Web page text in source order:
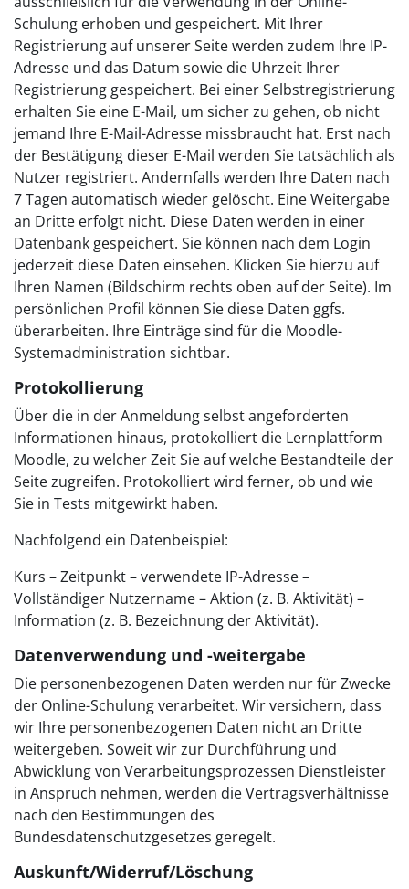
Schulung erhoben und gespeichert. Mit Ihrer
Registrierung auf unserer Seite werden zudem Ihre IP-
Adresse und das Datum sowie die Uhrzeit Ihrer
Registrierung gespeichert. Bei einer Selbstregistrierung
erhalten Sie eine E-Mail, um sicher zu gehen, ob nicht
jemand Ihre E-Mail-Adresse missbraucht hat. Erst nach
der Bestätigung dieser E-Mail werden Sie tatsächlich als
Nutzer registriert. Andernfalls werden Ihre Daten nach
7 Tagen automatisch wieder gelöscht. Eine Weitergabe
an Dritte erfolgt nicht. Diese Daten werden in einer
Datenbank gespeichert. Sie können nach dem Login
jederzeit diese Daten einsehen. Klicken Sie hierzu auf
Ihren Namen (Bildschirm rechts oben auf der Seite). Im
persönlichen Profil können Sie diese Daten ggfs.
überarbeiten. Ihre Einträge sind für die Moodle-
Systemadministration sichtbar.
Protokollierung
Über die in der Anmeldung selbst angeforderten
Informationen hinaus, protokolliert die Lernplattform
Moodle, zu welcher Zeit Sie auf welche Bestandteile der
Seite zugreifen. Protokolliert wird ferner, ob und wie
Sie in Tests mitgewirkt haben.
Nachfolgend ein Datenbeispiel:
Kurs – Zeitpunkt – verwendete IP-Adresse –
Vollständiger Nutzername – Aktion (z. B. Aktivität) –
Information (z. B. Bezeichnung der Aktivität).
Datenverwendung und -weitergabe
Die personenbezogenen Daten werden nur für Zwecke
der Online-Schulung verarbeitet. Wir versichern, dass
wir Ihre personenbezogenen Daten nicht an Dritte
weitergeben. Soweit wir zur Durchführung und
Abwicklung von Verarbeitungsprozessen Dienstleister
in Anspruch nehmen, werden die Vertragsverhältnisse
nach den Bestimmungen des
Bundesdatenschutzgesetzes geregelt.
Auskunft/Widerruf/Löschung